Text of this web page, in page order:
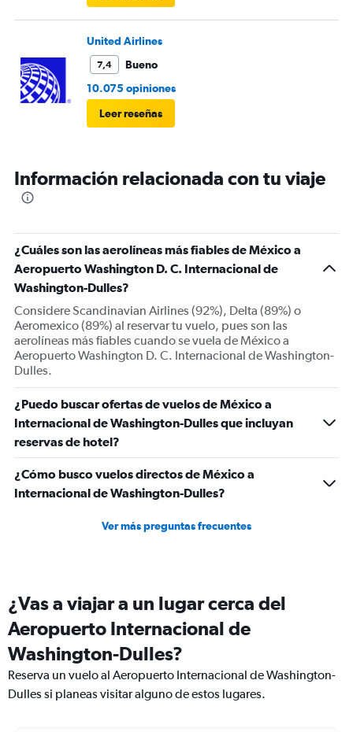
United Airlines
7,4
Bueno
10.075 opiniones
Leer reseñas
Información relacionada con tu viaje
¿Cuáles son las aerolíneas más fiables de México a
Aeropuerto Washington D. C. Internacional de
Washington-Dulles?
Considere Scandinavian Airlines (92%), Delta (89%) o
Aeromexico (89%) al reservar tu vuelo, pues son las
aerolíneas más fiables cuando se vuela de México a
Aeropuerto Washington D. C. Internacional de Washington-
Dulles.
¿Puedo buscar ofertas de vuelos de México a
Internacional de Washington-Dulles que incluyan
reservas de hotel?
¿Cómo busco vuelos directos de México a
Internacional de Washington-Dulles?
Ver más preguntas frecuentes
¿Vas a viajar a un lugar cerca del
Aeropuerto Internacional de
Washington-Dulles?
Reserva un vuelo al Aeropuerto Internacional de Washington-
Dulles si planeas visitar alguno de estos lugares.